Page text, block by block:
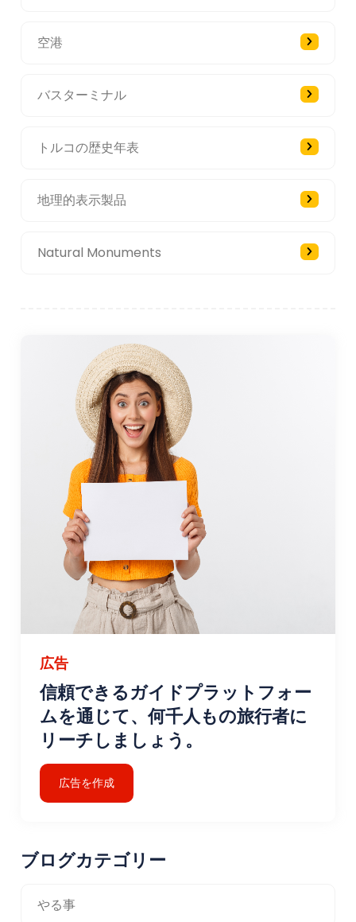
空港
バスターミナル
トルコの歴史年表
地理的表示製品
Natural Monuments
広告
信頼できるガイドプラットフォー
ムを通じて、何千人もの旅行者に
リーチしましょう。
広告を作成
ブログカテゴリー
やる事